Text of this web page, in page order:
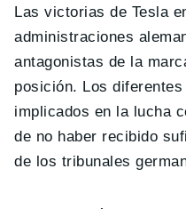
Las victorias de Tesla
administraciones
antagonistas de la
posición. Los
implicados en la lucha
de no haber recibido
de los tribunales